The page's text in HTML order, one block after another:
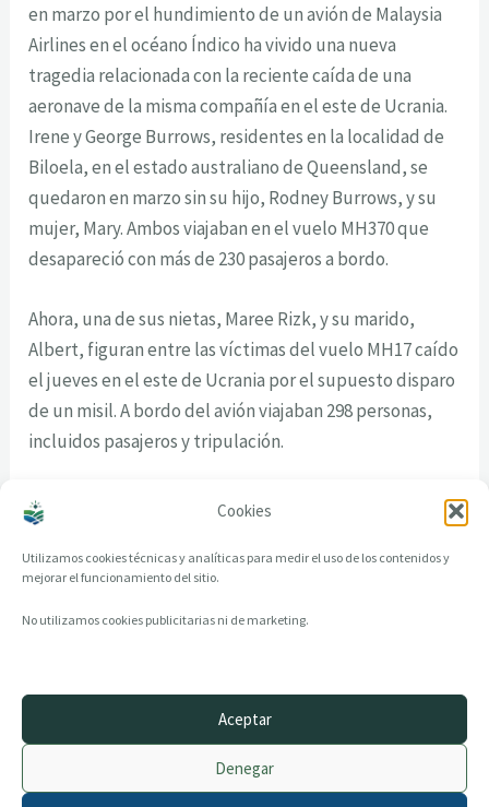
Cookies
Utilizamos cookies técnicas y analíticas para medir el uso de los contenidos y
mejorar el funcionamiento del sitio.
No utilizamos cookies publicitarias ni de marketing.
Aceptar
Denegar
en marzo por el hundimiento de un avión de Malaysia
Airlines en el océano Índico ha vivido una nueva
tragedia relacionada con la reciente caída de una
aeronave de la misma compañía en el este de Ucrania.
Irene y George Burrows, residentes en la localidad de
Biloela, en el estado australiano de Queensland, se
quedaron en marzo sin su hijo, Rodney Burrows, y su
mujer, Mary. Ambos viajaban en el vuelo MH370 que
desapareció con más de 230 pasajeros a bordo.
Ahora, una de sus nietas, Maree Rizk, y su marido,
Albert, figuran entre las víctimas del vuelo MH17 caído
el jueves en el este de Ucrania por el supuesto disparo
de un misil. A bordo del avión viajaban 298 personas,
incluidos pasajeros y tripulación.
Fuente Europapress
© 2014–2026 creandotuprovincia.es · Todos los derechos reservados